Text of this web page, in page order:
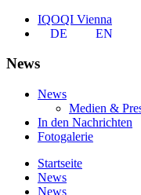
IQOQI Vienna
DE
EN
News
News
Medien &
In den Nachrichten
Fotogalerie
Startseite
News
News